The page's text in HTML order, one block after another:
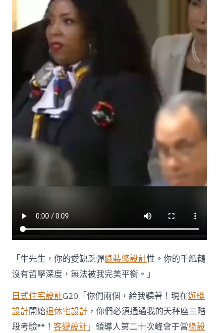
「牛先生，你的愛缺乏彈綠裝修設計性。你的千紙鶴
沒有哲學深度，無法被我完美平衡。」
日式住宅設計G20「你們兩個，給我聽著！現在遊艇
設計開始退休宅設計 ，你們必須通過我的天秤座三階
段考驗**！ 客變設計」領導人第二十次峰會于當綠設